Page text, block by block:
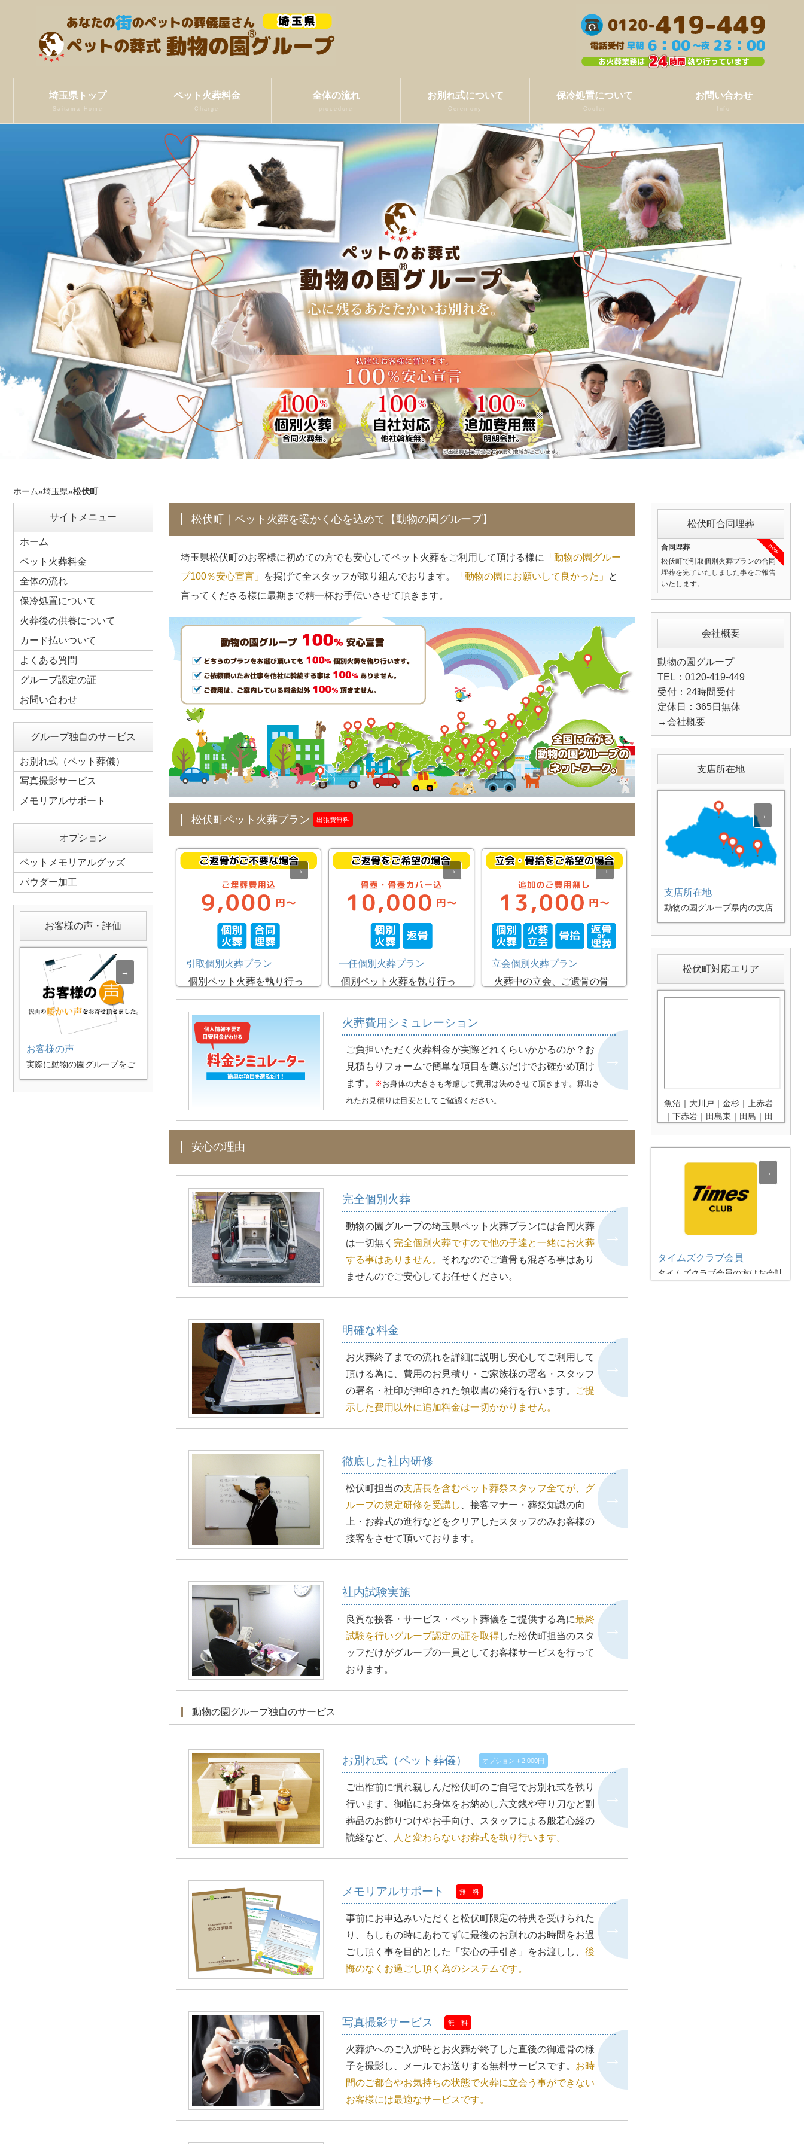
埼玉県トップ
Saitama Home
ペット火葬料金
Charge
全体の流れ
procedure
お別れ式について
Ceremony
保冷処置について
Cooler
お問い合わせ
Info
ホーム»埼玉県»松伏町
松伏町｜ペット火葬を暖かく心を込めて【動物の園グループ】
埼玉県松伏町のお客様に初めての方でも安心してペット火葬をご利用して頂ける様に
「動物の園グルー
プ100％安心宣言」
を掲げて全スタッフが取り組んでおります。 「動物の園にお願いして良かった」
と
言ってくださる様に最期まで精一杯お手伝いさせて頂きます。
松伏町ペット火葬プラン 出張費無料
引取個別火葬プラン
個別ペット火葬を執り行っ
た後、動物の園グループが
提携するペット共同墓地に
他の子たちとご埋葬するプ
ランです。ご埋葬後はお参
りもして頂けます。
一任個別火葬プラン
個別ペット火葬を執り行っ
た後、スタッフの手でご遺
にご遺骨をお納めし骨壺カ
バーにお入れした状態でご
自宅にお届けいたします。
立会個別火葬プラン
火葬中の立会、ご遺骨の骨
拾いをして頂けるプランで
※ご自宅でのお火葬が難し
い場合には移動する事がご
ざいますので、その際は自
火葬費用シミュレーション
ご負担いただく火葬料金が実際どれくらいかかるのか？お
見積もりフォームで簡単な項目を選ぶだけでお確かめ頂け
ます。
※ お身体の大きさも考慮して費用は決めさせて頂きます。算出さ
れたお見積りは目安としてご確認ください。
安心の理由
完全個別火葬
動物の園グループの埼玉県ペット火葬プランには合同火葬
は一切無く 完全個別火葬ですので他の子達と一緒にお火葬
する事はありません。 それなのでご遺骨も混ざる事はあり
ませんのでご安心してお任せください。
明確な料金
お火葬終了までの流れを詳細に説明し安心してご利用して
頂ける為に、費用のお見積り・ご家族様の署名・スタッフ
の署名・社印が押印された領収書の発行を行います。
ご提
示した費用以外に追加料金は一切かかりません。
徹底した社内研修
松伏町担当の支店長を含むペット葬祭スタッフ全てが、グ
ループの規定研修を受講し 、接客マナー・葬祭知識の向
上・お葬式の進行などをクリアしたスタッフのみお客様の
接客をさせて頂いております。
社内試験実施
良質な接客・サービス・ペット葬儀をご提供する為に最終
試験を行いグループ認定の証を取得した松伏町担当のスタ
ッフだけがグループの一員としてお客様サービスを行って
おります。
動物の園グループ独自のサービス
お別れ式（ペット葬儀） オプション＋2,000円
ご出棺前に慣れ親しんだ松伏町のご自宅でお別れ式を執り
行います。御棺にお身体をお納めし六文銭や守り刀など副
葬品のお飾りつけやお手向け、スタッフによる般若心経の
読経など、
人と変わらないお葬式を執り行います。
メモリアルサポート 無 料
事前にお申込みいただくと松伏町限定の特典を受けられた
り、もしもの時にあわてずに最後のお別れのお時間をお過
ごし頂く事を目的とした「安心の手引き」をお渡しし、 後
悔のなくお過ごし頂く為のシステムです。
写真撮影サービス 無 料
火葬炉へのご入炉時とお火葬が終了した直後の御遺骨の様
子を撮影し、メールでお送りする無料サービスです。 お時
間のご都合やお気持ちの状態で火葬に立会う事ができない
お客様には最適なサービスです。
サイトメニュー
ホーム
ペット火葬料金
全体の流れ
保冷処置について
火葬後の供養について
カード払いついて
よくある質問
グループ認定の証
お問い合わせ
グループ独自のサービス
お別れ式（ペット葬儀）
写真撮影サービス
メモリアルサポート
オプション
ペットメモリアルグッズ
パウダー加工
お客様の声・評価
お客様の声
実際に動物の園グループをご
利用いただきましたお客様よ
り暖かい声や評価を頂きまし
松伏町合同埋葬
合同埋葬
松伏町で引取個別火葬プランの合同
埋葬を完了いたしました事をご報告
いたします。
new
会社概要
動物の園グループ
TEL：0120-419-449
受付：24時間受付
定休日：365日無休
→会社概要
支店所在地
支店所在地
動物の園グループ県内の支店
ご案内。各支店スタッフが迅
速にペットちゃんをお迎えに
伺います。
松伏町対応エリア
魚沼｜大川戸｜金杉｜上赤岩
｜下赤岩｜田島東｜田島｜田
葬とペット葬儀を365日年中
タイムズクラブ会員
タイムズクラブ会員の方はお会計